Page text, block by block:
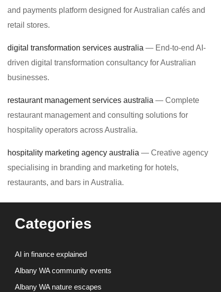
and payments platform designed for Australian cafés and
retail stores.
digital transformation services australia — End-to-end AI-
driven digital transformation consultancy for Australian
businesses.
restaurant management services australia — Complete
restaurant management and consulting solutions for
hospitality operators across Australia.
hospitality marketing agency australia — Creative agency
specialising in branding and marketing for hotels,
restaurants, and bars in Australia.
Categories
AI in finance explained
Albany WA community events
Albany WA nature escapes